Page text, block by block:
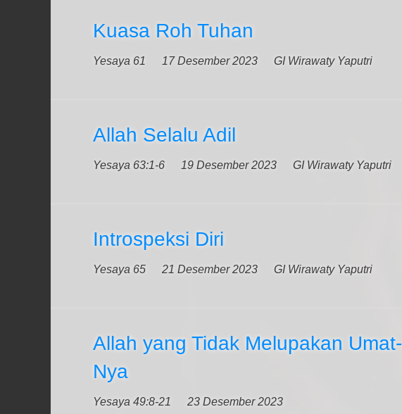
Kuasa Roh Tuhan
Yesaya 61 17 Desember 2023 GI Wirawaty Yaputri
Allah Selalu Adil
Yesaya 63:1-6 19 Desember 2023 GI Wirawaty Yaputri
Introspeksi Diri
Yesaya 65 21 Desember 2023 GI Wirawaty Yaputri
Allah yang Tidak Melupakan Umat-
Nya
Yesaya 49:8-21
23 Desember 2023